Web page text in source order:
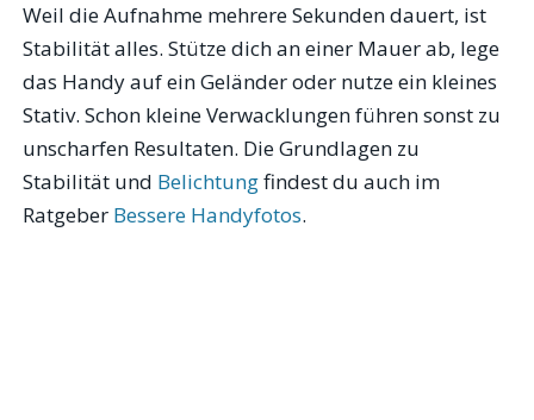
Weil die Aufnahme mehrere Sekunden dauert, ist
Stabilität alles. Stütze dich an einer Mauer ab, lege
das Handy auf ein Geländer oder nutze ein kleines
Stativ. Schon kleine Verwacklungen führen sonst zu
unscharfen Resultaten. Die Grundlagen zu
Stabilität und Belichtungfindest du auch im
Ratgeber Bessere Handyfotos.